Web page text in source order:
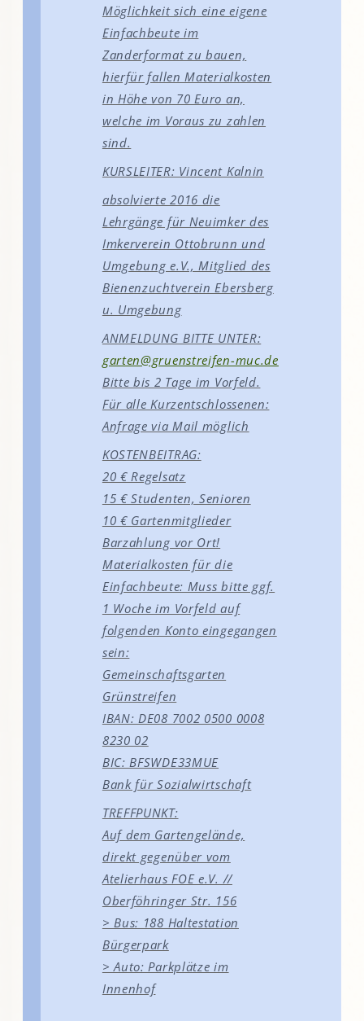
Möglichkeit sich eine eigene
Einfachbeute im
Zanderformat zu bauen,
hierfür fallen Materialkosten
in Höhe von 70 Euro an,
welche im Voraus zu zahlen
sind.
KURSLEITER: Vincent Kalnin
absolvierte 2016 die
Lehrgänge für Neuimker des
Imkerverein Ottobrunn und
Umgebung e.V., Mitglied des
Bienenzuchtverein Ebersberg
u. Umgebung
ANMELDUNG BITTE UNTER:
garten@gruenstreifen-muc.de
Bitte bis 2 Tage im Vorfeld.
Für alle Kurzentschlossenen:
Anfrage via Mail möglich
KOSTENBEITRAG:
20 € Regelsatz
15 € Studenten, Senioren
10 € Gartenmitglieder
Barzahlung vor Ort!
Materialkosten für die
Einfachbeute: Muss bitte ggf.
1 Woche im Vorfeld auf
folgenden Konto eingegangen
sein:
Gemeinschaftsgarten
Grünstreifen
IBAN: DE08 7002 0500 0008
8230 02
BIC: BFSWDE33MUE
Bank für Sozialwirtschaft
TREFFPUNKT:
Auf dem Gartengelände,
direkt gegenüber vom
Atelierhaus FOE e.V. //
Oberföhringer Str. 156
> Bus: 188 Haltestation
Bürgerpark
> Auto: Parkplätze im
Innenhof